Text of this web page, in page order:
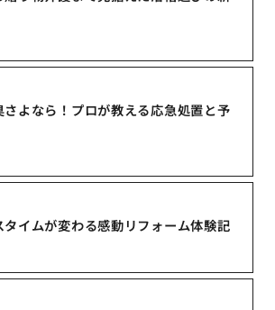
さよなら！プロが教える応急処置と予
イムが変わる感動リフォーム体験記